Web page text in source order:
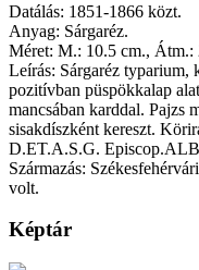
Datálás: 1851-1866 közt.
Anyag: Sárgaréz.
Méret: M.: 10.5 cm., Átm.:
Leírás: Sárgaréz typarium,
pozitívban püspökkalap
mancsában karddal. Pajzs
sisakdíszként kereszt.
D.ET.A.S.G.
Származás:
volt.
Képtár